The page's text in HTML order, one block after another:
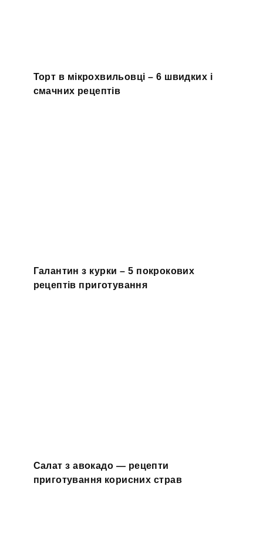
Торт в мікрохвильовці – 6 швидких і
смачних рецептів
Галантин з курки – 5 покрокових
рецептів приготування
Салат з авокадо — рецепти
приготування корисних страв